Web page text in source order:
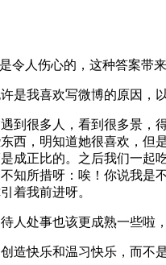
令人伤心的，这种答案带
是我喜欢写微博的原因，
到很多人，看到很多景
西，明知道她很喜欢，
成正比的。之后我们一
知所措呀：唉！你说我
着我前进呀。
人处事也该更成熟一些啦
造快乐和温习快乐，而不